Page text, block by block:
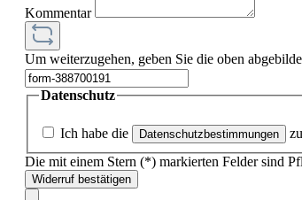
Kommentar
Um weiterzugehen, geben Sie die oben
Datenschutz
Ich habe die Datenschutzbestimmungen
Die mit einem Stern (*) markierten Felder sind
Widerruf bestätigen